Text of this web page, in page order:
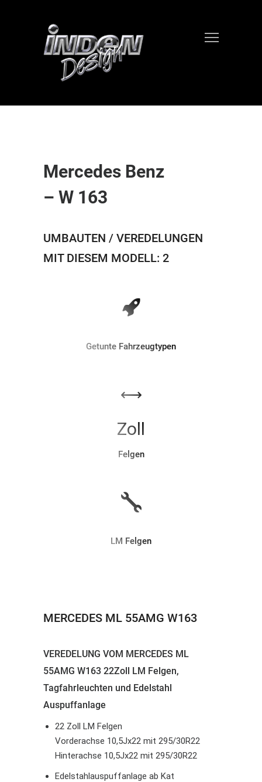
Mercedes Benz
– W 163
UMBAUTEN / VEREDELUNGEN
MIT DIESEM MODELL: 2
Getunte Fahrzeugtypen
Zoll
Felgen
LM Felgen
MERCEDES ML 55AMG W163
VEREDELUNG VOM MERCEDES ML
55AMG W163 22Zoll LM Felgen,
Tagfahrleuchten und Edelstahl
Auspuffanlage
22 Zoll LM Felgen
Vorderachse 10,5Jx22 mit 295/30R22
Hinterachse 10,5Jx22 mit 295/30R22
Edelstahlauspuffanlage ab Kat